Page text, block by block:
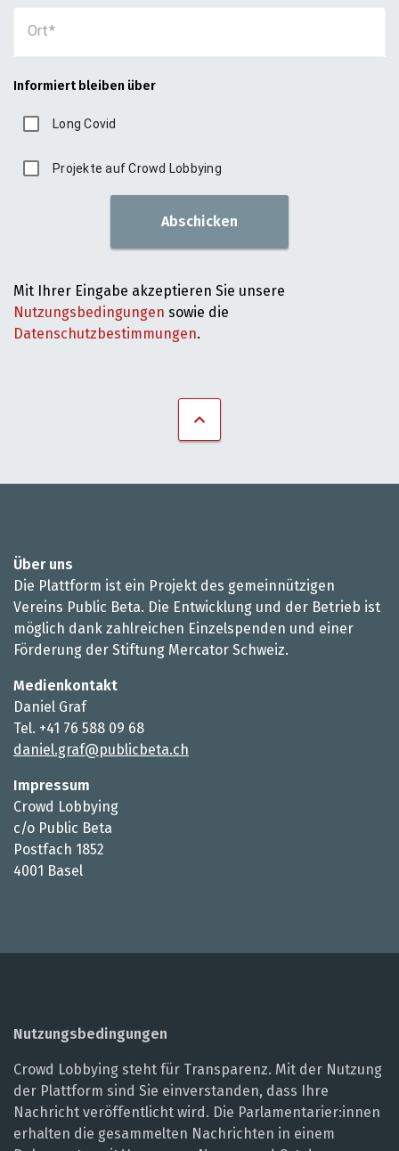
Ort
Informiert bleiben über
Long Covid
Projekte auf Crowd Lobbying
Abschicken
Mit Ihrer Eingabe akzeptieren Sie unsere
Nutzungsbedingungen sowie die
Datenschutzbestimmungen.
Über uns
Die Plattform ist ein Projekt des gemeinnützigen
Vereins Public Beta. Die Entwicklung und der Betrieb ist
möglich dank zahlreichen Einzelspenden und einer
Förderung der Stiftung Mercator Schweiz.
Medienkontakt
Daniel Graf
Tel. +41 76 588 09 68
daniel.graf@publicbeta.ch
Impressum
Crowd Lobbying
c/o Public Beta
Postfach 1852
4001 Basel
Nutzungsbedingungen
Crowd Lobbying steht für Transparenz. Mit der Nutzung
der Plattform sind Sie einverstanden, dass Ihre
Nachricht veröffentlicht wird. Die Parlamentarier:innen
erhalten die gesammelten Nachrichten in einem